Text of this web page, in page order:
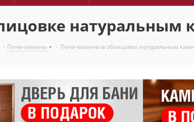
натуральным
- Печи-камины - Печи-камины в облицовке натуральным